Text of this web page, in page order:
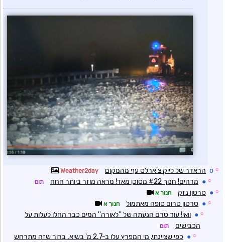
☼
o הראדר של לייק צ'ארלס עף מהמקום Weather2day
☼
● מדהים! חנוך #22 מסוכן מאד! מראה מוזר ביותר חחח תום
☼
● סרטון נזק חנוך א
☼
● סרטון טרום סופה מאתמול חנוך א
☼
● וואי! עוד טרם הגעתה של ''לאורה'' המים כבר החלו לעלות על
הכבישים
תום
☼
●
כפי שציינתי, מי המפרץ עלו ב-2.7 מ' בשיא. ברור שזה מתרחש